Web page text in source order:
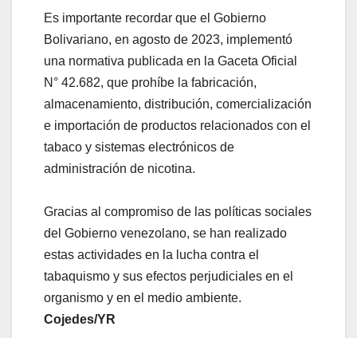
‎Es importante recordar que el Gobierno
Bolivariano, en agosto de 2023, implementó
una normativa publicada en la Gaceta Oficial
N° 42.682, que prohíbe la fabricación,
almacenamiento, distribución, comercialización
e importación de productos relacionados con el
tabaco y sistemas electrónicos de
administración de nicotina.
Gracias al compromiso de las políticas sociales
del Gobierno venezolano, se han realizado
estas actividades en la lucha contra el
tabaquismo y sus efectos perjudiciales en el
organismo y en el medio ambiente.
Cojedes/YR